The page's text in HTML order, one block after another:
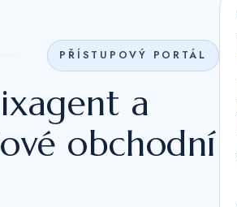
PŘÍSTUPOVÝ PORTÁL
a
obchodní